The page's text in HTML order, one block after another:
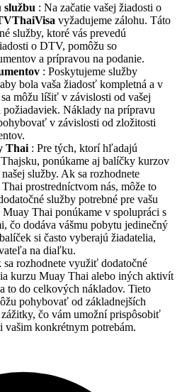
službu : Na začatie vašej žiadosti o
vyžadujeme zálohu. Táto
služby, ktoré vás prevedú
o DTV, pomôžu so
a prípravou na podanie.
: Poskytujeme služby
bola vaša žiadosť kompletná a v
môžu líšiť v závislosti od vašej
Náklady na prípravu
v závislosti od zložitosti
Thai : Pre tých, ktorí hľadajú
ponúkame aj balíčky kurzov
služby. Ak sa rozhodnete
prostredníctvom nás, môže to
služby potrebné pre vašu
Thai ponúkame v spolupráci s
čo dodáva vášmu pobytu jedinečný
si často vyberajú žiadatelia,
na diaľku.
sa rozhodnete využiť dodatočné
kurzu Muay Thai alebo iných aktivít
to do celkových nákladov. Tieto
pohybovať od základnejších
čo vám umožní prispôsobiť
vašim konkrétnym potrebám.